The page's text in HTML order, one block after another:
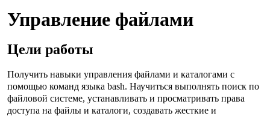
Управление файлами
Цели работы
Получить навыки управления файлами и каталогами с
помощью команд языка bash. Научиться выполнять поиск по
файловой системе, устанавливать и просматривать права
доступа на файлы и каталоги, создавать жесткие и